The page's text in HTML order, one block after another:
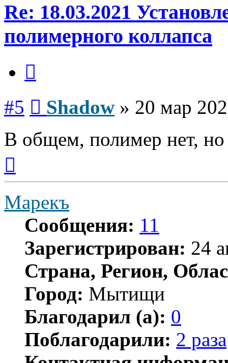
Re: 18.03.2021
полимерного коллапса
#5 Shadow » 20 мар
В общем, полимер нет,
началу
Марекъ
Сообщения: 11
Зарегистрирован: 24
Страна, Регион,
Город: Мытищи
Благодарил (а): 0
Поблагодарили: 2 раза